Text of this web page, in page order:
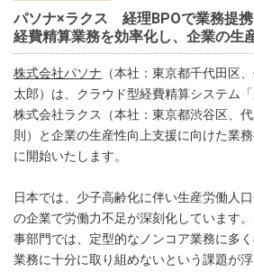
パソナ×ラクス 経理BPOで業務提
経費精算業務を効率化し、企業の生
株式会社パソナ （本社：東京都千代田区
太郎）は、クラウド型経費精算システム
株式会社ラクス（本社：東京都渋谷区、
則）と企業の生産性向上支援に向けた業
に開始いたします。
日本では、少子高齢化に伴い生産労働人
の企業で労働力不足が深刻化しています
事部門では、定型的なノンコア業務に多
業務に十分に取り組めないという課題が